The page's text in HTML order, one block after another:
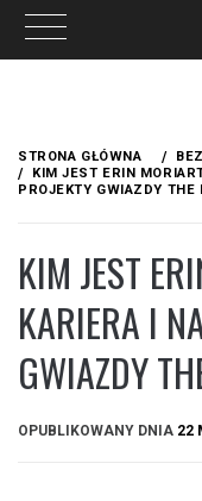
treści
STRONA GŁÓWNA
KIM JEST ERIN
PROJEKTY GWIAZDY THE
KIM JEST
KARIERA I
GWIAZDY
OPUBLIKOWANY DNIA 22